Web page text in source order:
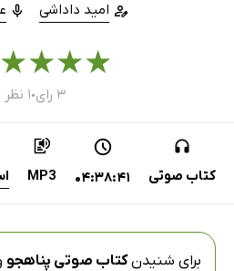
امید داداشی
★
★
★
★
۳ رای ● ۱ نظر
کتاب صوتی 04:38:41
MP3
برای شنیدنکتاب صوتی پناهجو